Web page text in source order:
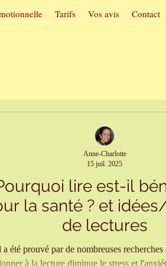
Tarifs Vos avis Contact
Sophrologie et
arrêt du tabac
en soi
lire est-il
la santé ? et
de lectures
a été prouvé par de nombreuses
à la lecture diminue le stress et
Anne-Charlotte
15 juil. 2025